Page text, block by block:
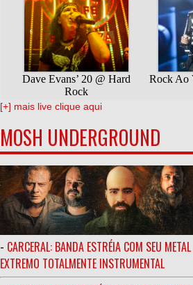
[+] mais live clique aqui
MOSH UNDERGROUND
- CARCERAL: BANDA ESTRÉIA COM SEU METAL
EXTREMO TOTALMENTE INSTRUMENTAL